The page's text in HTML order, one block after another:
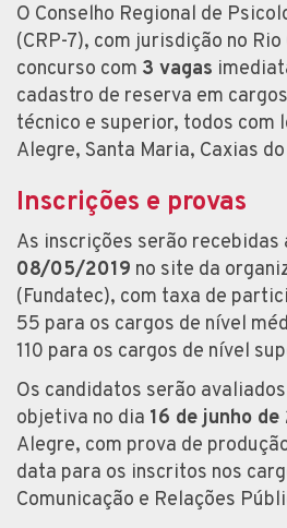
O Conselho Regional de
(CRP-7), com jurisdição no
concurso com 3 vagas
cadastro de reserva em
técnico e superior, todos com
Alegre, Santa Maria, Caxias
Inscrições e provas
As inscrições serão recebidas
08/05/2019 no site da
(Fundatec), com taxa de
55 para os cargos de nível
110 para os cargos de nível
Os candidatos serão
objetiva no dia 16 de junho de
Alegre, com prova de
data para os inscritos nos
Comunicação e Relações